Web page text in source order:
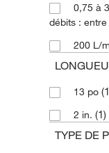
0,75 à
débits :
200 L/
13 po
2 in. (1)
TYPE DE